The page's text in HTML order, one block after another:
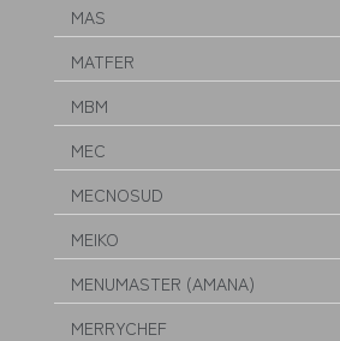
MAS
MATFER
MBM
MEC
MECNOSUD
MEIKO
MENUMASTER (AMANA)
MERRYCHEF